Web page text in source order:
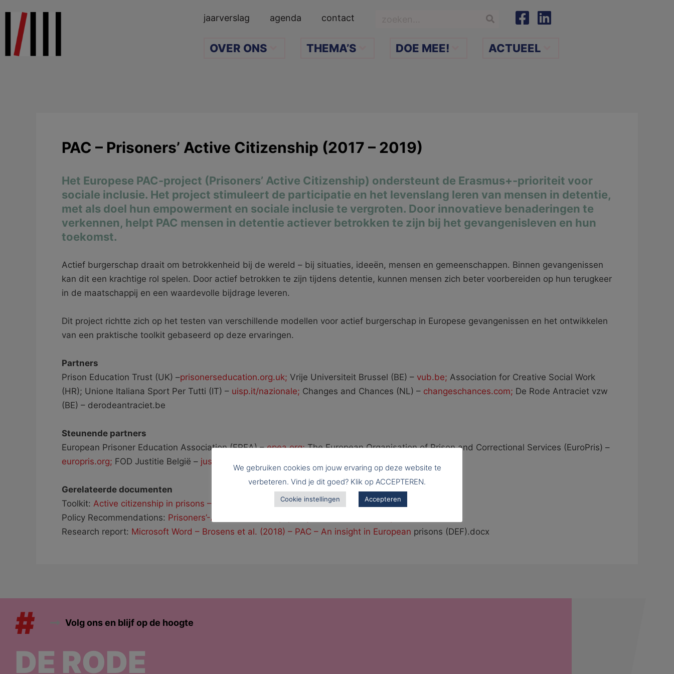
inhoud
jaarverslag agenda contact
OVER ONS THEMA’S DOE MEE! ACTUEEL
PAC – Prisoners’ Active Citizenship (2017 – 2019)
Het Europese PAC-project (Prisoners’ Active Citizenship) ondersteunt de Erasmus+-prioriteit voor
sociale inclusie. Het project stimuleert de participatie en het levenslang leren van mensen in detentie,
met als doel hun empowerment en sociale inclusie te vergroten. Door innovatieve benaderingen te
verkennen, helpt PAC mensen in detentie actiever betrokken te zijn bij het gevangenisleven en hun
toekomst.
Actief burgerschap draait om betrokkenheid bij de wereld – bij situaties, ideeën, mensen en gemeenschappen. Binnen gevangenissen
kan dit een krachtige rol spelen. Door actief betrokken te zijn tijdens detentie, kunnen mensen zich beter voorbereiden op hun terugkeer
in de maatschappij en een waardevolle bijdrage leveren.
Dit project richtte zich op het testen van verschillende modellen voor actief burgerschap in Europese gevangenissen en het ontwikkelen
van een praktische toolkit gebaseerd op deze ervaringen.
Partners
Prison Education Trust (UK) –prisonerseducation.org.uk; Vrije Universiteit Brussel (BE) – vub.be; Association for Creative Social Work
(HR); Unione Italiana Sport Per Tutti (IT) – uisp.it/nazionale; Changes and Chances (NL) – changeschances.com; De Rode Antraciet vzw
(BE) – derodeantraciet.be
Steunende partners
European Prisoner Education Association (EPEA) –epea.org; The European Organisation of Prison and Correctional Services (EuroPris) –
europris.org; FOD Justitie België – justitie.belgium.be
Gerelateerde documenten
Toolkit: Active citizenship in prisons – Prisoners’ Education Trust
Policy Recommendations: Prisoners’-Active-Citizenship-policy-recommendations.pdf
Research report: Microsoft Word – Brosens et al. (2018) – PAC – An insight in European prisons (DEF).docx
# Volg ons en blijf op de hoogte
DE RODE
We gebruiken cookies om jouw ervaring op deze website te
verbeteren. Vind je dit goed? Klik op ACCEPTEREN.
Cookie instellingen Accepteren